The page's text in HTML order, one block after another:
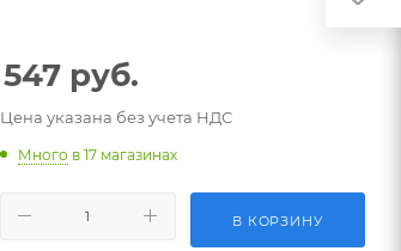
547 руб.
Цена указана без учета НДС
Много в 17 магазинах
В КОРЗИНУ